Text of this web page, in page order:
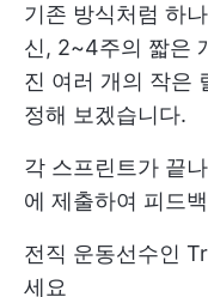
기존 방식처럼 하
신, 2~4주의 짧은
진 여러 개의 작은
정해 보겠습니다.
각 스프린트가 끝
에 제출하여 피드
전직 운동선수인
세요